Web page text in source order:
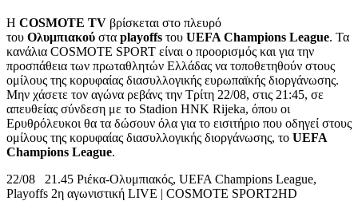
Η COSMOTE TV βρίσκεται στο πλευρό
του Ολυμπιακού στα playoffs του UEFA Champions League. Τα
κανάλια COSMOTE SPORT είναι ο προορισμός και για την
προσπάθεια των πρωταθλητών Ελλάδας να τοποθετηθούν στους
ομίλους της κορυφαίας διασυλλογικής ευρωπαϊκής διοργάνωσης.
Μην χάσετε τον αγώνα ρεβάνς την Τρίτη 22/08, στις 21:45, σε
απευθείας σύνδεση με το Stadion HNK Rijeka, όπου οι
Ερυθρόλευκοι θα τα δώσουν όλα για το εισιτήριο που οδηγεί στους
ομίλους της κορυφαίας διασυλλογικής διοργάνωσης, το UEFA
Champions League.
22/08 21.45 Ριέκα-Ολυμπιακός, UEFA Champions League,
Playoffs 2η αγωνιστική LIVE | COSMOTE SPORT2HD